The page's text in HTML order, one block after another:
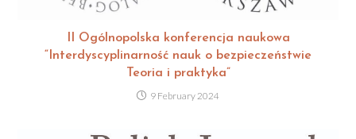
II Ogólnopolska konferencja naukowa
“Interdyscyplinarność nauk o bezpieczeństwie
Teoria i praktyka”
9 February 2024